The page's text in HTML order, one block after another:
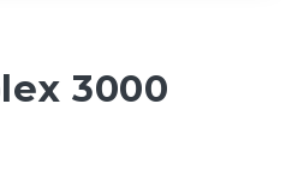
3000